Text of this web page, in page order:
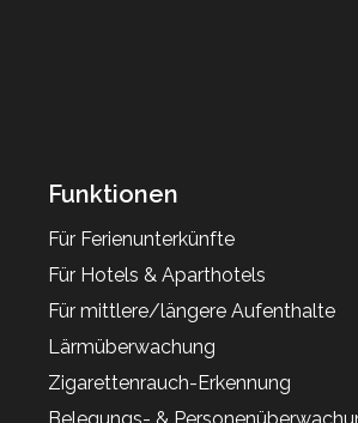
Funktionen
Für Ferienunterkünfte
Für Hotels & Aparthotels
Für mittlere/längere Aufenthalte
Lärmüberwachung
Zigarettenrauch-Erkennung